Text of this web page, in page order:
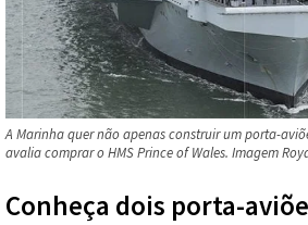
A Marinha quer não apenas construir um porta-
avalia comprar o HMS Prince of Wales. Imagem
Conheça dois porta-